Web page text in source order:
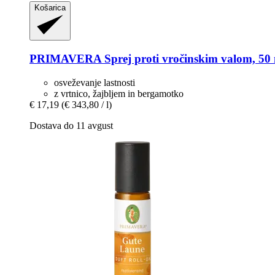
Košarica
PRIMAVERA Sprej proti vročinskim valom, 50
osveževanje lastnosti
z vrtnico, žajbljem in bergamotko
€ 17,19 (€ 343,80 / l)
Dostava do 11 avgust